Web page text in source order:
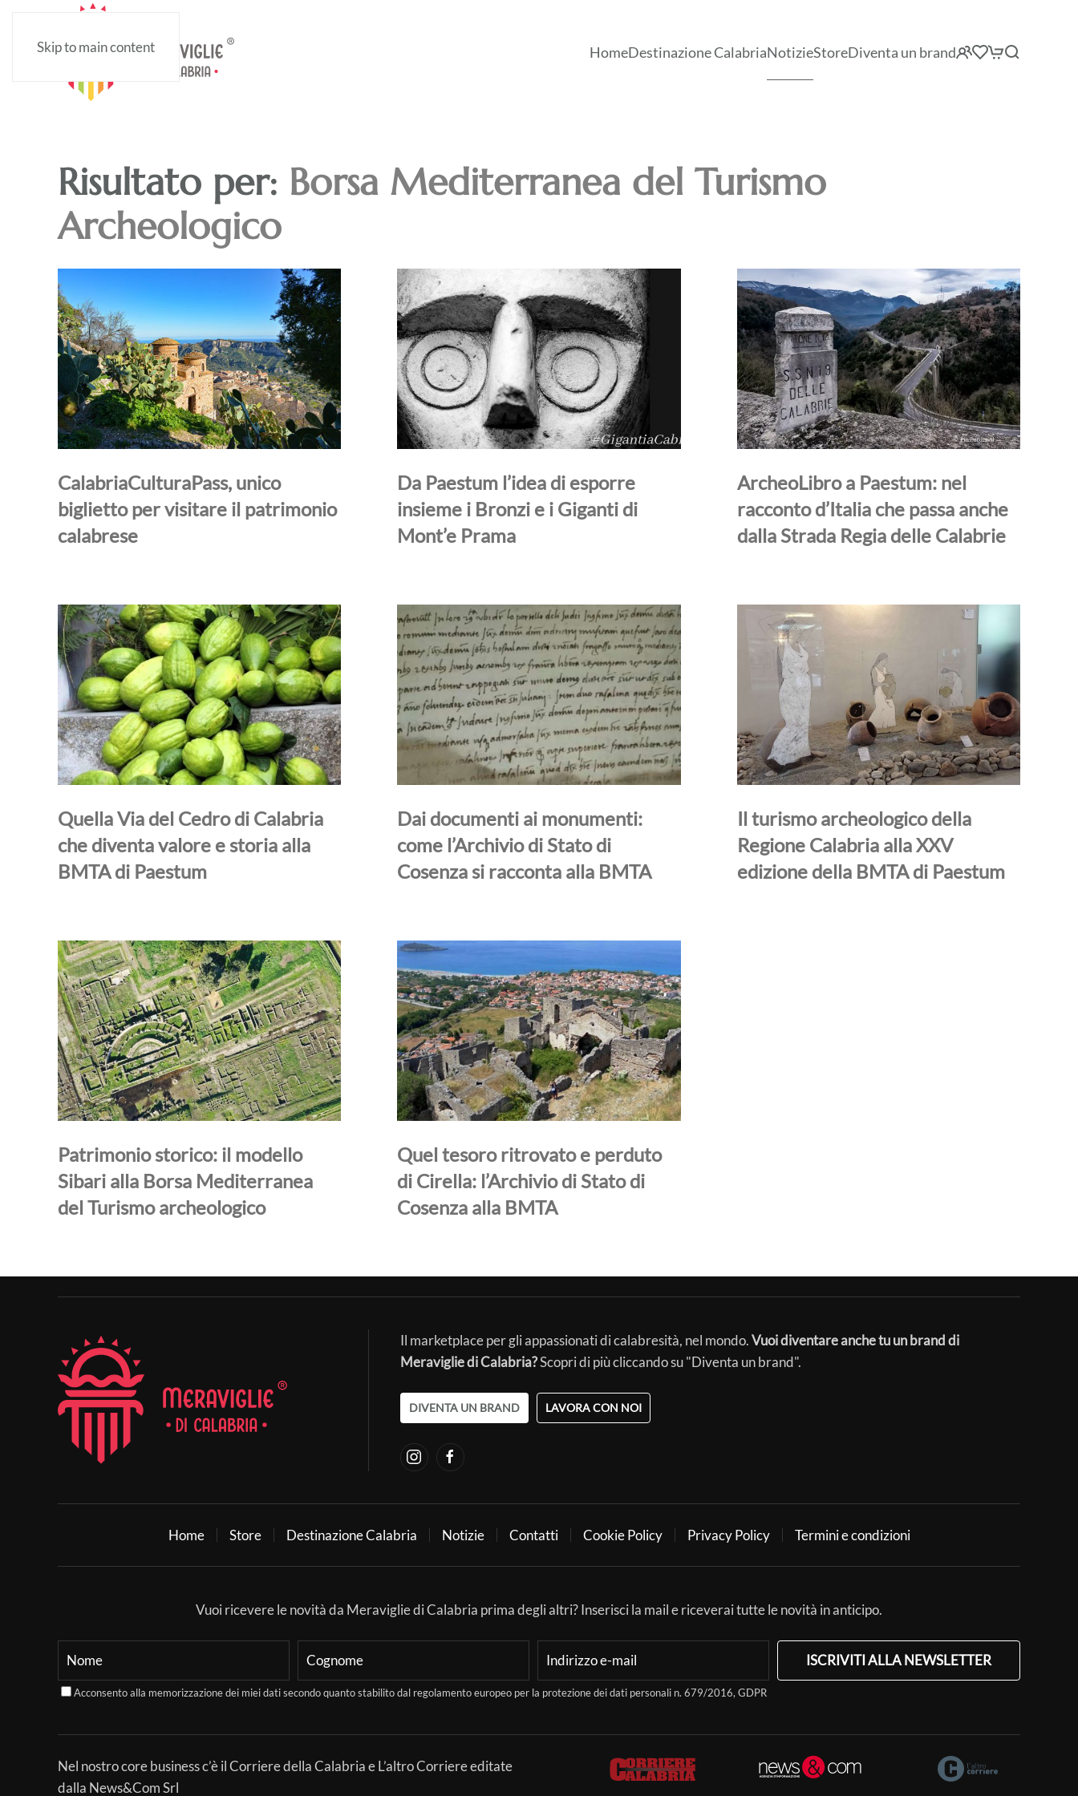
Skip to main content HomeDestinazione CalabriaNotizieStoreDiventa un brand
Risultato per: Borsa Mediterranea del Turismo
Archeologico
CalabriaCulturaPass, unico
biglietto per visitare il patrimonio
calabrese
Da Paestum l’idea di esporre
insieme i Bronzi e i Giganti di
Mont’e Prama
ArcheoLibro a Paestum: nel
racconto d’Italia che passa anche
dalla Strada Regia delle Calabrie
Quella Via del Cedro di Calabria
che diventa valore e storia alla
BMTA di Paestum
Dai documenti ai monumenti:
come l’Archivio di Stato di
Cosenza si racconta alla BMTA
Il turismo archeologico della
Regione Calabria alla XXV
edizione della BMTA di Paestum
Patrimonio storico: il modello
Sibari alla Borsa Mediterranea
del Turismo archeologico
Quel tesoro ritrovato e perduto
di Cirella: l’Archivio di Stato di
Cosenza alla BMTA
Il marketplace per gli appassionati di calabresità, nel mondo.Vuoi diventare anche tu un brand di
Meraviglie di Calabria?Scopri di più cliccando su "Diventa un brand".
DIVENTA UN BRAND LAVORA CON NOI
Home Store Destinazione Calabria Notizie Contatti Cookie Policy Privacy Policy Termini e condizioni
Vuoi ricevere le novità da Meraviglie di Calabria prima degli altri? Inserisci la mail e riceverai tutte le novità in anticipo.
ISCRIVITI ALLA NEWSLETTER
Acconsento alla memorizzazione dei miei dati secondo quanto stabilito dal regolamento europeo per la protezione dei dati personali n. 679/2016, GDPR
Nel nostro core business c’è il Corriere della Calabria e L’altro Corriere editate
dalla News&Com Srl